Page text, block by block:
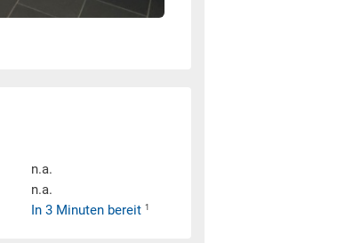
n.a.
n.a.
In 3 Minuten bereit 1